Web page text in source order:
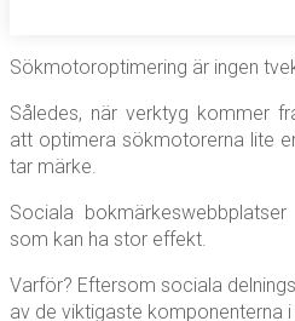
Sökmotoroptimering är ingen
Således, när verktyg kommer
att optimera sökmotorerna lite
tar märke.
Sociala
som kan ha stor effekt.
Varför? Eftersom sociala
av de viktigaste komponenterna i